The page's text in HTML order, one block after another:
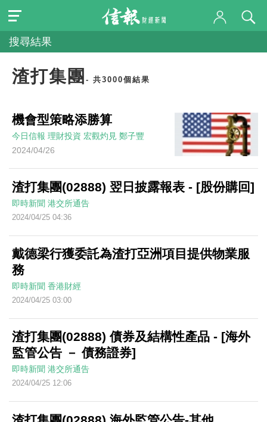
搜尋結果
渣打集團 - 共3000個結果
機會型策略添勝算
今日信報 理財投資 宏觀灼見 鄭子豐
2024/04/26
渣打集團(02888) 翌日披露報表 - [股份購回]
即時新聞 港交所通告
2024/04/25 04:36
戴德梁行獲委託為渣打亞洲項目提供物業服
務
即時新聞 香港財經
2024/04/25 03:00
渣打集團(02888) 債券及結構性產品 - [海外
監管公告 － 債務證券]
即時新聞 港交所通告
2024/04/25 12:06